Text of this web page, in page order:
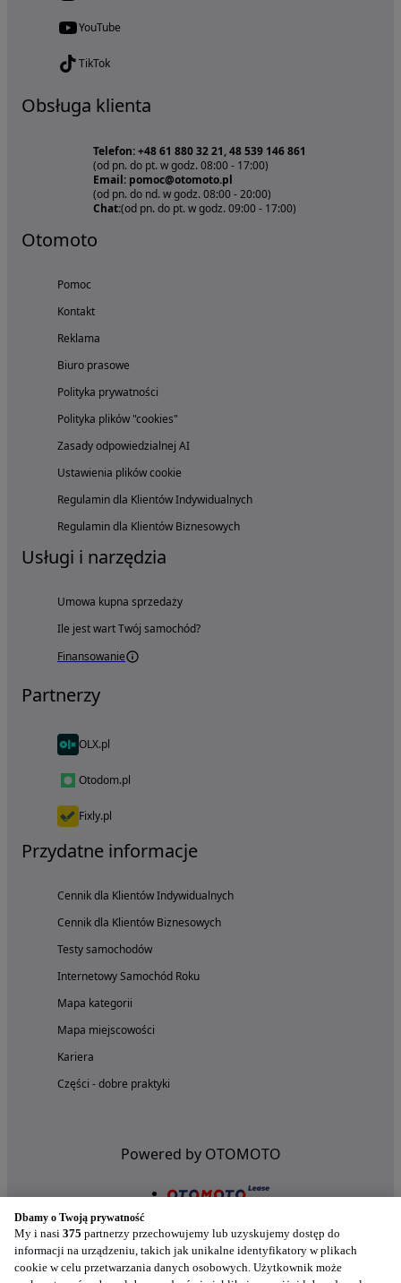
YouTube
TikTok
Obsługa klienta
Telefon: +48 61 880 32 21, 48 539 146 861
(od pn. do pt. w godz. 08:00 - 17:00)
Email: pomoc@otomoto.pl
(od pn. do nd. w godz. 08:00 - 20:00)
Chat:(od pn. do pt. w godz. 09:00 - 17:00)
Otomoto
Pomoc
Kontakt
Reklama
Biuro prasowe
Polityka prywatności
Polityka plików "cookies"
Zasady odpowiedzialnej AI
Ustawienia plików cookie
Regulamin dla Klientów Indywidualnych
Regulamin dla Klientów Biznesowych
Usługi i narzędzia
Umowa kupna sprzedaży
Ile jest wart Twój samochód?
Finansowanie
Partnerzy
OLX.pl
Otodom.pl
Fixly.pl
Przydatne informacje
Cennik dla Klientów Indywidualnych
Cennik dla Klientów Biznesowych
Testy samochodów
Internetowy Samochód Roku
Mapa kategorii
Mapa miejscowości
Kariera
Części - dobre praktyki
Powered by OTOMOTO
Dbamy o Twoją prywatność
My i nasi 375 partnerzy przechowujemy lub uzyskujemy dostęp do
informacji na urządzeniu, takich jak unikalne identyfikatory w plikach
cookie w celu przetwarzania danych osobowych. Użytkownik może